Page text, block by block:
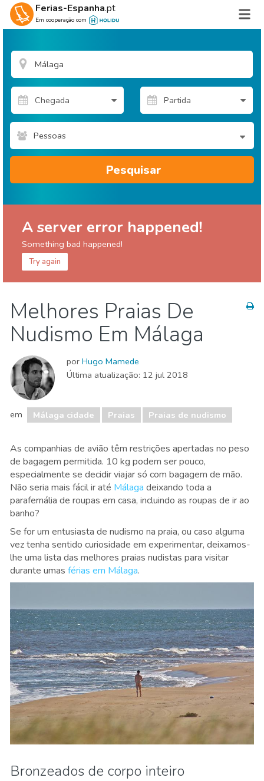
Ferias-Espanha.pt
Em cooperação com
Pessoas
Pesquisar
A server error happened!
Something bad happened!
Try again
Comida & Restaurantes
Compras
Crianças & família
Desportos e aventura
Natureza e ar livre
Onde ficar
Praias
Melhores Praias De
Nudismo Em Málaga
por Hugo Mamede
Última atualização: 12 jul 2018
em Málaga cidade Praias Praias de nudismo
As companhias de avião têm restrições apertadas no peso
de bagagem permitida. 10 kg podem ser pouco,
especialmente se decidir viajar só com bagagem de mão.
Não seria mais fácil ir até Málaga deixando toda a
parafernália de roupas em casa, incluindo as roupas de ir ao
banho?
Se for um entusiasta de nudismo na praia, ou caso alguma
vez tenha sentido curiosidade em experimentar, deixamos-
lhe uma lista das melhores praias nudistas para visitar
durante umas férias em Málaga.
Bronzeados de corpo inteiro